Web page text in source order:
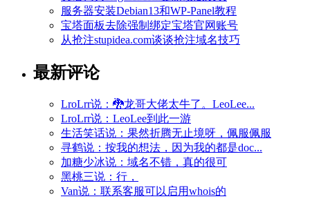
服务器安装Debian13和WP-Panel教程
宝塔面板去除强制绑定宝塔官网账号
从抢注stupidea.com谈谈抢注域名技巧
最新评论
LroLrr说：🐉龙哥大佬太牛了。LeoLee...
LroLrr说：LeoLee到此一游
生活笑话说：果然折腾无止境呀，佩服佩服
寻鹤说：按我的想法，因为我的都是doc...
加糖少冰说：域名不错，真的很可
黑桃三说：行，
Van说：联系客服可以启用whois的